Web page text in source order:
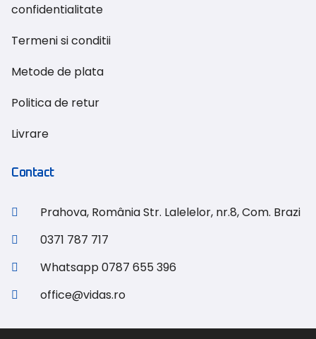
confidentialitate
Termeni si conditii
Metode de plata
Politica de retur
Livrare
Contact
Prahova, România Str. Lalelelor, nr.8, Com. Brazi
0371 787 717
Whatsapp 0787 655 396
office@vidas.ro